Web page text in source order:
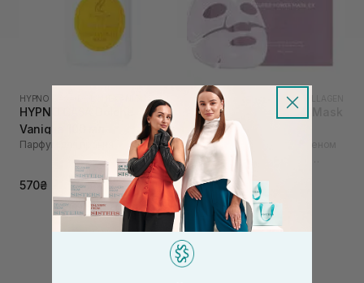
HYPNO CASA DOLCHE VANIGLIA
HYPNO CASA Dolche
Vaniglia 100 мл
Парфум для прання
570₴
AROCELL AROCELL SUPER COLLAGEN
AROCELL Super Power Mask
EX 4 шт
Гідрогелева маска з колагеном
та 10 видами гіалуронової
кислоти
1 025₴1 250₴